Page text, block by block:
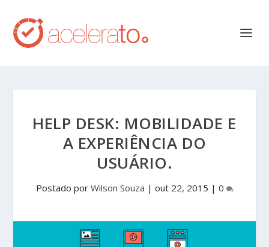
HELP DESK: MOBILIDADE E
A EXPERIÊNCIA DO
USUÁRIO.
Postado por Wilson Souza | out 22, 2015 | 0